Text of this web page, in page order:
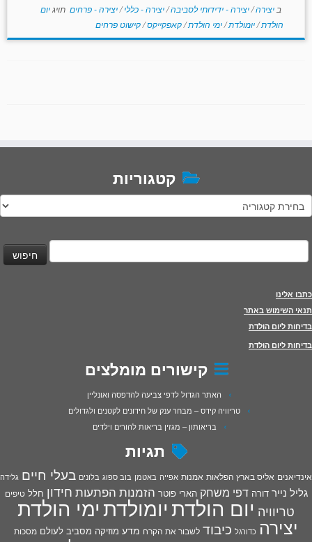
ב יצירה/יצירה - ידידותי לסביבה/יצירה - כללי/יצירה - פרחים תויגיום
הולדת/יומולדת/ימי הולדת/קאפקייקס/קישוט פרחים
קטגוריות
קטגוריות
חיפוש:
כתבו אלינו
תנאי השימוש באתר
בדיחות ליום הולדת
בדיחות ליום הולדת
קישורים מומלצים
האתר הגדול לדפי צביעה להדפסה ואונליין
טריוויה קידס – מבחר ענק של חידונים לקטנים ולגדולים
בריאותון – מגזין בריאות להורים וילדים
תגיות
אינדיאנים אליס בארץ הפלאות אמנות אפייה באטמן בוב ספוג בלונים בעלי חיים גלידה
גליל נייר דורה דפי משחק הארי פוטר הזמנות הפתעות חידון חלל טיפים
טריוויה יום הולדתיומולדתימי הולדת
יצירה כדורגל כיבוד לשבור את הקרח מדע מוזיקה מסביב לעולם מסכות